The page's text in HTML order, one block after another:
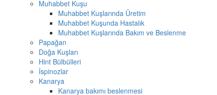
Muhabbet Kuşu
Muhabbet Kuşlarında Üretim
Muhabbet Kuşunda Hastalık
Muhabbet Kuşlarında Bakım ve Beslenme
Papağan
Doğa Kuşları
Hint Bülbülleri
İspinozlar
Kanarya
Kanarya bakımı beslenmesi